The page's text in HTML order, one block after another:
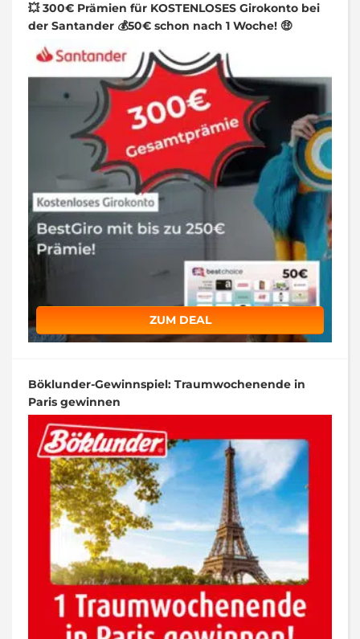
💥 300€ Prämien für KOSTENLOSES Girokonto bei
der Santander 💰50€ schon nach 1 Woche! 🤑
ZUM DEAL
Böklunder-Gewinnspiel: Traumwochenende in
Paris gewinnen